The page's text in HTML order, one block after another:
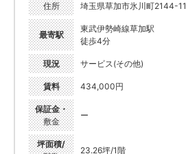
住所 埼玉県草加市氷川町2144-11
最寄駅
東武伊勢崎線草加駅
徒歩4分
現況 サービス(その他)
賃料 434,000円
保証金・
敷金
ー
坪面積/
23.26坪/1階